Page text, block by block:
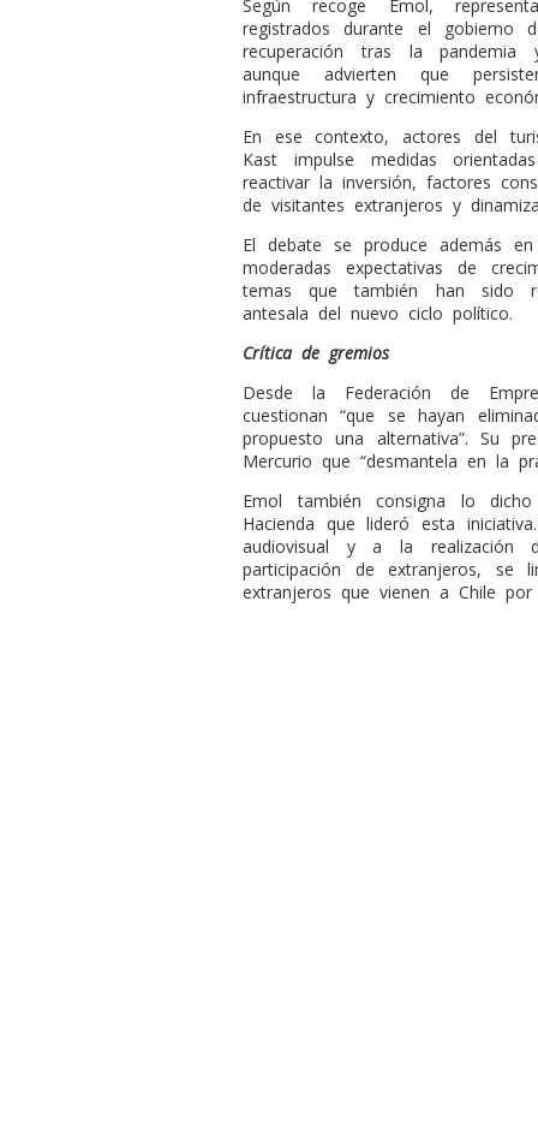
Según recoge Emol,
registrados durante el gobierno
recuperación tras la pandemia
aunque advierten que
infraestructura y crecimiento
En ese contexto, actores del
Kast impulse medidas
reactivar la inversión, factores
de visitantes extranjeros y
El debate se produce además
moderadas expectativas de
temas que también han sido
antesala del nuevo ciclo político.
Crítica de gremios
Desde la Federación de
cuestionan “que se hayan
propuesto una alternativa”. Su
Mercurio que “desmantela en la
Emol también consigna lo
Hacienda que lideró esta
audiovisual y a la realización
participación de extranjeros, se
extranjeros que vienen a Chile por